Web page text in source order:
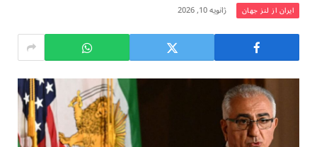
ایران از لنز جهان ژانویه 10, 2026